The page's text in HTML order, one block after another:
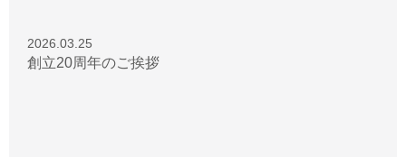
2026.03.25
創立20周年のご挨拶